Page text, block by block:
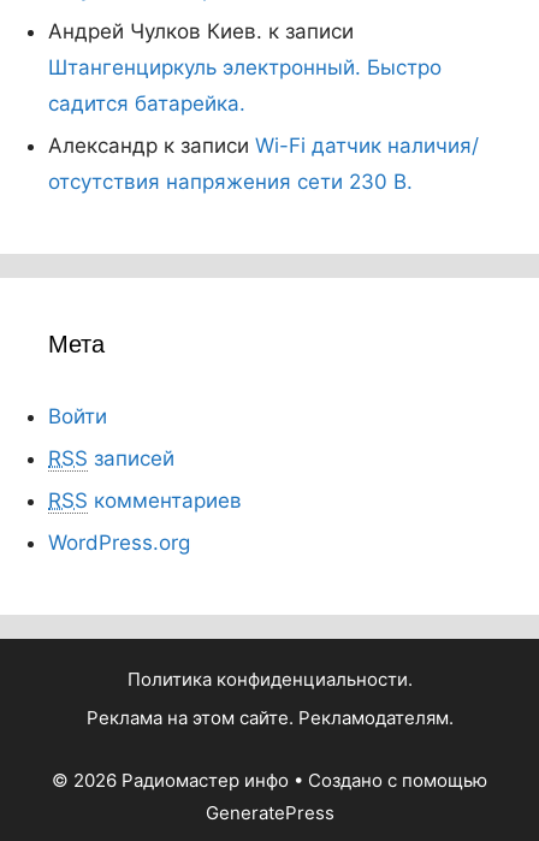
Андрей Чулков Киев. к записи
Штангенциркуль электронный. Быстро
садится батарейка.
Александр к записи Wi-Fi датчик наличия/
отсутствия напряжения сети 230 В.
Мета
Войти
RSS записей
RSS комментариев
WordPress.org
Политика конфиденциальности.
Реклама на этом сайте. Рекламодателям.
© 2026 Радиомастер инфо • Создано с помощью
GeneratePress